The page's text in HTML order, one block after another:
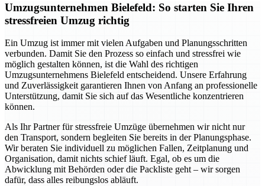
Umzugsunternehmen Bielefeld: So starten Sie Ihren
stressfreien Umzug richtig
Ein Umzug ist immer mit vielen Aufgaben und Planungsschritten
verbunden. Damit Sie den Prozess so einfach und stressfrei wie
möglich gestalten können, ist die Wahl des richtigen
Umzugsunternehmens Bielefeld entscheidend. Unsere Erfahrung
und Zuverlässigkeit garantieren Ihnen von Anfang an professionelle
Unterstützung, damit Sie sich auf das Wesentliche konzentrieren
können.
Als Ihr Partner für stressfreie Umzüge übernehmen wir nicht nur
den Transport, sondern begleiten Sie bereits in der Planungsphase.
Wir beraten Sie individuell zu möglichen Fallen, Zeitplanung und
Organisation, damit nichts schief läuft. Egal, ob es um die
Abwicklung mit Behörden oder die Packliste geht – wir sorgen
dafür, dass alles reibungslos abläuft.